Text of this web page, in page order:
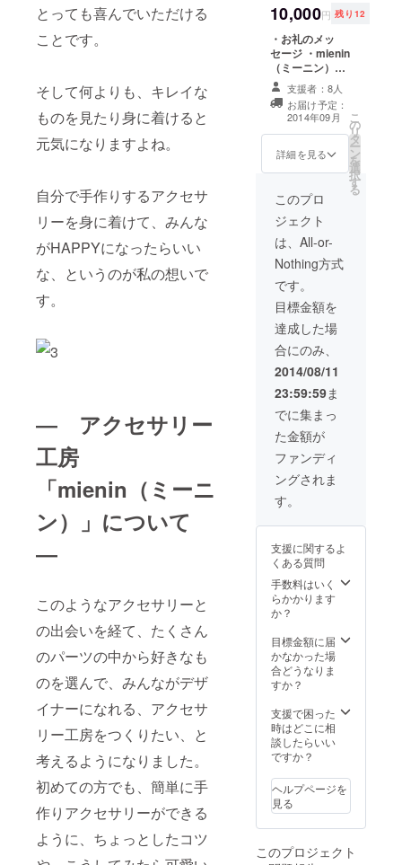
とっても喜んでいただける
ことです。
そして何よりも、キレイな
ものを見たり身に着けると
元気になりますよね。
自分で手作りするアクセサ
リーを身に着けて、みんな
がHAPPYになったらいい
な、というのが私の想いで
す。
― アクセサリー
工房
「mienin（ミーニ
ン）」について
―
このようなアクセサリーと
の出会いを経て、たくさん
のパーツの中から好きなも
のを選んで、みんながデザ
イナーになれる、アクセサ
リー工房をつくりたい、と
考えるようになりました。
初めての方でも、簡単に手
作りアクセサリーができる
ように、ちょっとしたコツ
ルで閉じ込めて
作ったオリジナ
ルパーツを使用
します。 ブレス
レットの色は基
本的にはレイン
ボーです。レイ
ンボー以外をご
希望のパトロン
を8色（赤・ピン
ク・薄ピンク・
緑・ブルー・
紫）の中から3色
選んでいただ
き、作成させて
いただきます。
【ピアスまたは
イヤリング】 ピ
アスかイヤリン
グのどちらをご
希望か教えてい
ただき、8色
（赤・ピンク・
薄ピンク・黄・
オレンジ・緑・
ブルー・紫）の
中からお好きな1
色をお選びいた
だいた上で作成
いたします。
10,000円 残り12
・お礼のメッ
セージ ・mienin
（ミーニン）オ
リジナルブレス
レット＋ピアス
またはイヤリン
グセット／コッ
トンパールの１
粒ネックレス
+コットンパール
イヤリングの4点
セットをお送り
させていただき
ます。 【ブレス
レット】 カラフ
ルなドライフラ
ワーをアクリル
で閉じ込めて
作ったオリジナ
ルパーツを使用
します。 ブレス
レットの色は基
本的にはレイン
ンボー以外をご
希望のパトロン
様は、好きな色
を８色（赤・ピ
ンク・薄ピン
ク・黄・オレン
ジ・緑・ブ
ルー・紫）の中
から３色選んで
いただき、作成
させていただき
ます。 【ピアス
またはイヤリン
グ】 ピアスかイ
ヤリングのどち
らをご希望か教
８色（赤・ピン
ク・薄ピンク・
黄・オレンジ・
緑・ブルー・
好きな１色をお
選びいただいた
上で作成いたし
ます。 【コット
ネックレス】
チェーンの長さ
は３３cm＋ア
ジャスター１０
cm・コットン
パールの直径は
支援者：8人
お届け予定：
2014年09月
詳細を見る
こ
の
リ
タ
ー
ン
を
選
択
す
る
このプロ
ジェクト
は、All-or-
Nothing方式
です。
目標金額を
達成した場
合にのみ、
2014/08/11
23:59:59ま
でに集まっ
た金額が
ファンディ
ングされま
す。
支援に関するよ
くある質問
手数料はいく
らかかります
か？
目標金額に届
かなかった場
合どうなりま
すか？
支援で困った
時はどこに相
談したらいい
ですか？
ヘルプページを
見る
このプロジェクト